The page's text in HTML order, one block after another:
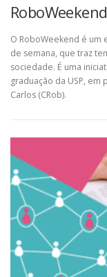
RoboWeekend
O RoboWeekend é
de semana, que traz
sociedade. É uma
graduação da USP, em
Carlos (CRob).